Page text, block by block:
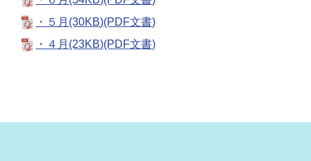
・５月(30KB)(PDF文書)
・４月(23KB)(PDF文書)